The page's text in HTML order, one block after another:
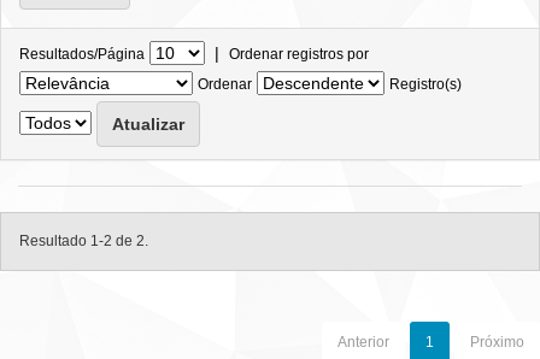
Resultados/Página | Ordenar registros por
Ordenar
Registro(s)
Resultado 1-2 de 2.
Anterior 1 Próximo